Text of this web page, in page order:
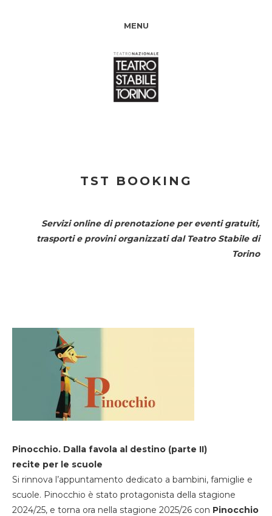
MENU
TST BOOKING
Servizi online di prenotazione per eventi gratuiti,
trasporti e provini organizzati dal Teatro Stabile di
Torino
Pinocchio. Dalla favola al destino (parte II)
recite per le scuole
Si rinnova l’appuntamento dedicato a bambini, famiglie e
scuole. Pinocchio è stato protagonista della stagione
2024/25, e torna ora nella stagione 2025/26 con Pinocchio